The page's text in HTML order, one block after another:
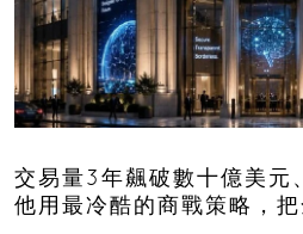
交易量3年飆破數十億美元
他用最冷酷的商戰策略，把